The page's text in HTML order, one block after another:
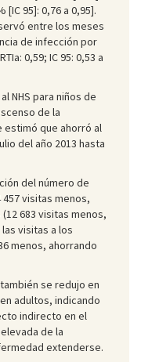
95]: 0,76 a 0,95].
entre los meses
de infección por
0,59; IC 95: 0,53 a
NHS para niños de
de la
que ahorró al
del año 2013 hasta
del número de
visitas menos,
683 visitas menos,
visitas a los
menos, ahorrando
se redujo en
adultos, indicando
indirecto en el
de la
extenderse.